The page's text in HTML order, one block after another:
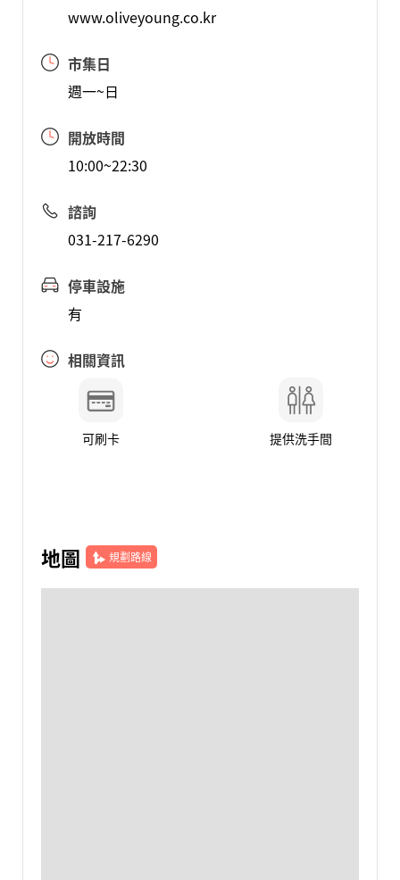
www.oliveyoung.co.kr
市集日
週一~日
開放時間
10:00~22:30
諮詢
031-217-6290
停車設施
有
相關資訊
可刷卡 提供洗手間
地圖 規劃路線